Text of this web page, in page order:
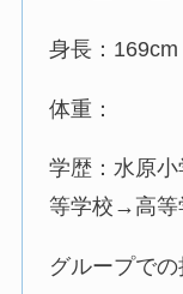
身長：169cm
体重：
学歴：水原
等学校→高等
グループで